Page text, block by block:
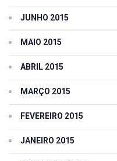
JUNHO 2015
MAIO 2015
ABRIL 2015
MARÇO 2015
FEVEREIRO 2015
JANEIRO 2015